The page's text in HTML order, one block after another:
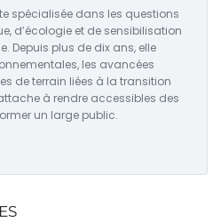
spécialisée dans les questions
d’écologie et de sensibilisation
Depuis plus de dix ans, elle
les avancées
de terrain liées à la transition
à rendre accessibles des
un large public.